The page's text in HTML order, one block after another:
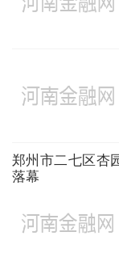
郑州市二七区杏
落幕